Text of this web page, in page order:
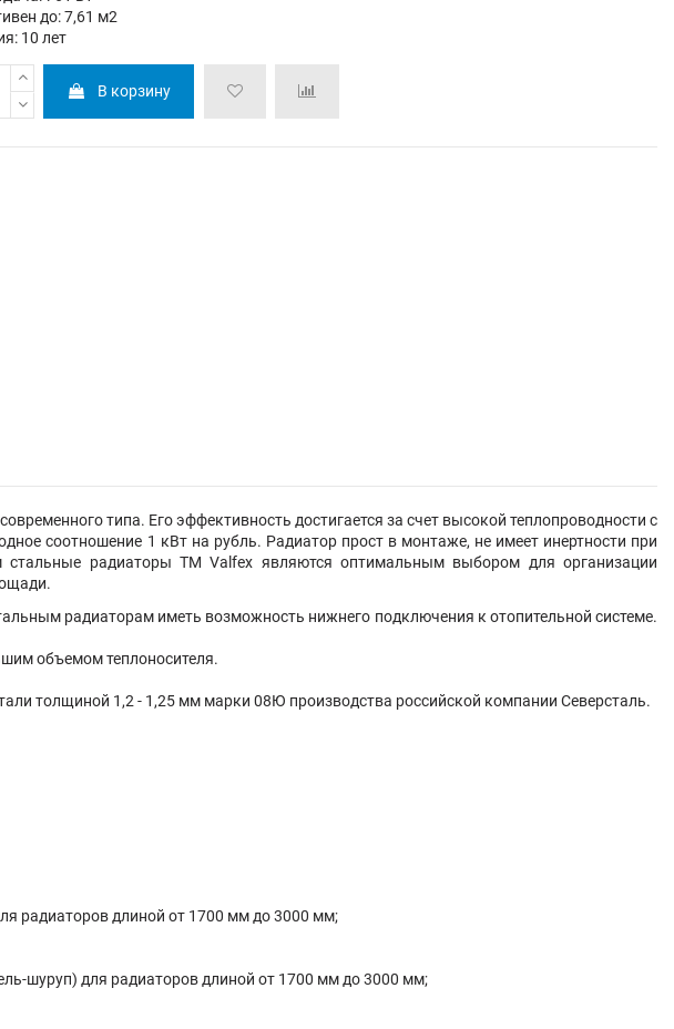
до: 7,61 м2
10 лет
В корзину
типа. Его эффективность достигается за счет высокой теплопроводности с
соотношение 1 кВт на рубль. Радиатор прост в монтаже, не имеет инертности при
радиаторы TM Valfex являются оптимальным выбором для организации
радиаторам иметь возможность нижнего подключения к отопительной системе.
объемом теплоносителя.
толщиной 1,2 - 1,25 мм марки 08Ю производства российской компании Северсталь.
радиаторов длиной от 1700 мм до 3000 мм;
шуруп) для радиаторов длиной от 1700 мм до 3000 мм;